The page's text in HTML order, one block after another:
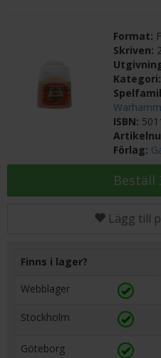
Format:
Skriven:
Kategori:
ISBN:
Förlag:
Beställ
Lägg till
Finns i lager?
Webblager
Stockholm
Göteborg